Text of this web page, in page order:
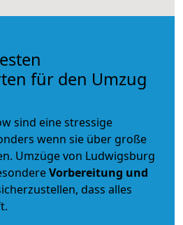
für den Umzug
sind eine stressige
wenn sie über große
Umzüge von Ludwigsburg
Vorbereitung und
dass alles